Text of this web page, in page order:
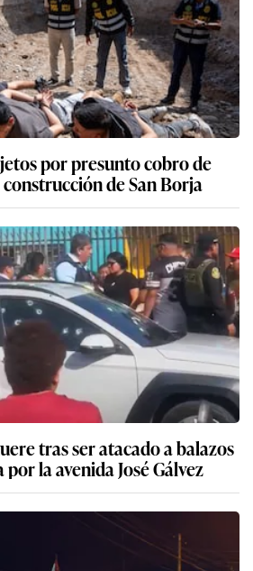
por presunto cobro de
de San Borja
tras ser atacado a balazos
la avenida José Gálvez